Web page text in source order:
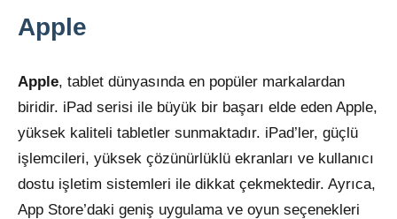
Apple
Apple, tablet dünyasında en popüler markalardan
biridir. iPad serisi ile büyük bir başarı elde eden Apple,
yüksek kaliteli tabletler sunmaktadır. iPad’ler, güçlü
işlemcileri, yüksek çözünürlüklü ekranları ve kullanıcı
dostu işletim sistemleri ile dikkat çekmektedir. Ayrıca,
App Store’daki geniş uygulama ve oyun seçenekleri